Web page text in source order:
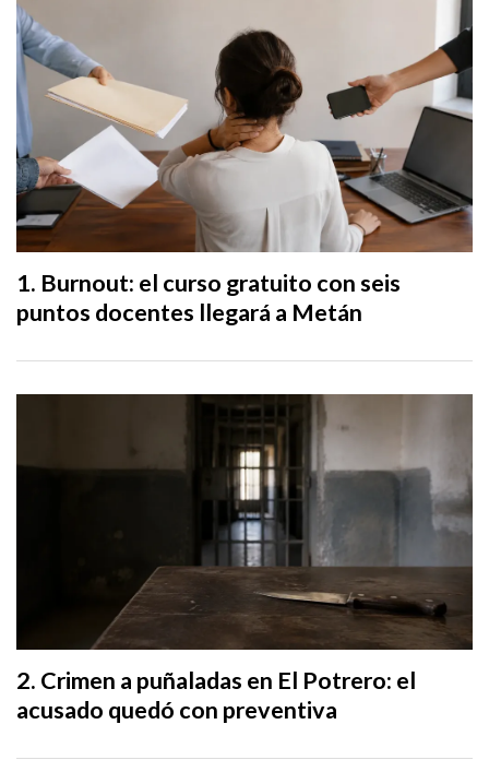
Burnout: el curso gratuito con seis
puntos docentes llegará a Metán
Crimen a puñaladas en El Potrero: el
acusado quedó con preventiva